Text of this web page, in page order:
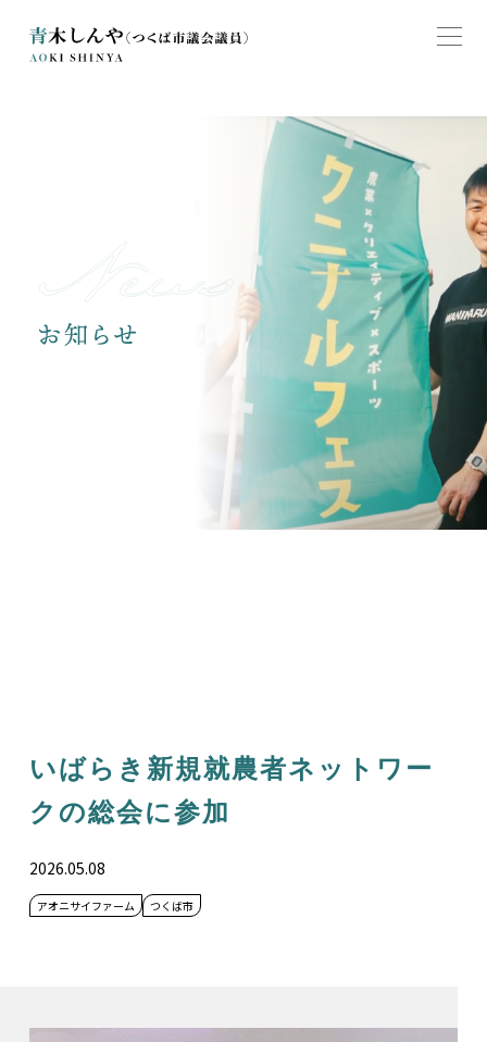
いばらき新規就農者ネットワー
クの総会に参加
2026.05.08
アオニサイファーム つくば市